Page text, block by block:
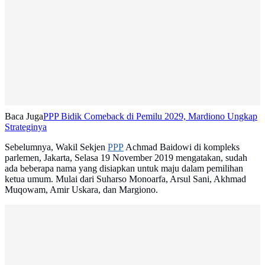
Baca JugaPPP Bidik Comeback di Pemilu 2029, Mardiono Ungkap
Strateginya
Sebelumnya, Wakil Sekjen PPPAchmad Baidowi di kompleks
parlemen, Jakarta, Selasa 19 November 2019 mengatakan, sudah
ada beberapa nama yang disiapkan untuk maju dalam pemilihan
ketua umum. Mulai dari Suharso Monoarfa, Arsul Sani, Akhmad
Muqowam, Amir Uskara, dan Margiono.